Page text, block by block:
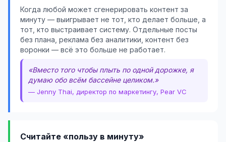
Когда любой может сгенерировать контент за
минуту — выигрывает не тот, кто делает больше, а
тот, кто выстраивает систему. Отдельные посты
без плана, реклама без аналитики, контент без
воронки — всё это больше не работает.
«Вместо того чтобы плыть по одной дорожке, я
думаю обо всём бассейне целиком.»
— Jenny Thai, директор по маркетингу, Pear VC
Считайте «пользу в минуту»